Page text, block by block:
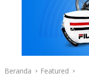
Beranda Featured